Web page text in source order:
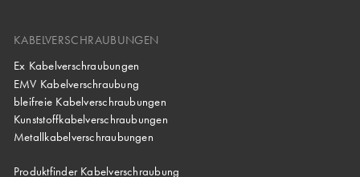
KABELVERSCHRAUBUNGEN
Ex Kabelverschraubungen
EMV Kabelverschraubung
bleifreie Kabelverschraubungen
Kunststoffkabelverschraubungen
Metallkabelverschraubungen
Produktfinder Kabelverschraubung